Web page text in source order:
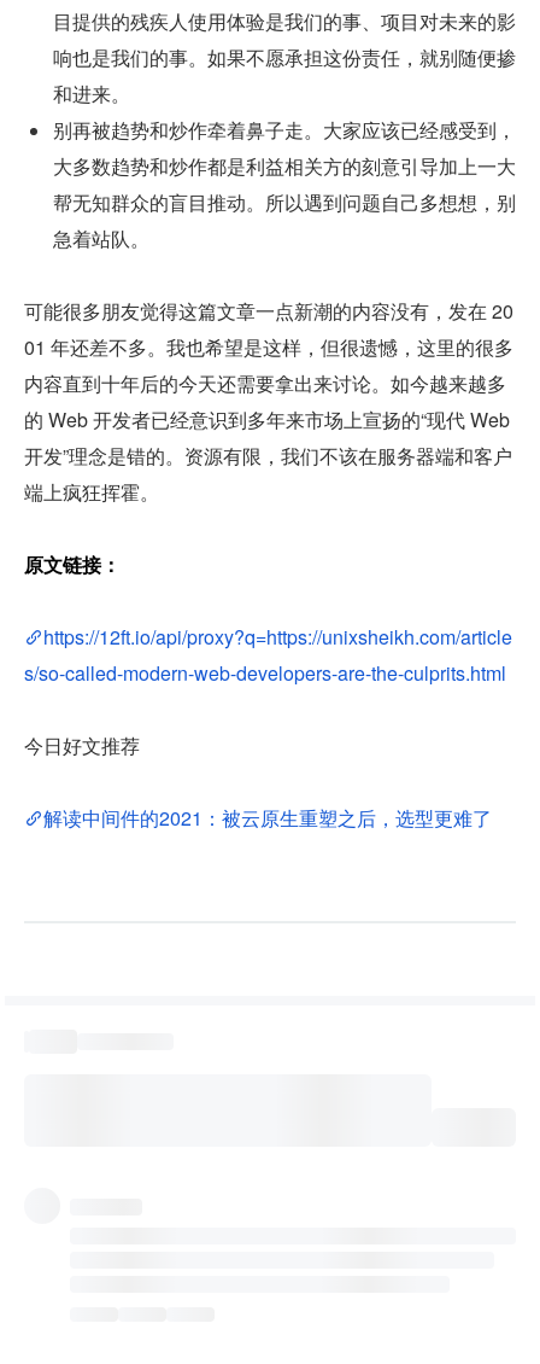
目提供的残疾人使用体验是我们的事、项目对未来的影
响也是我们的事。如果不愿承担这份责任，就别随便掺
和进来。
别再被趋势和炒作牵着鼻子走。大家应该已经感受到，
大多数趋势和炒作都是利益相关方的刻意引导加上一大
帮无知群众的盲目推动。所以遇到问题自己多想想，别
急着站队。
可能很多朋友觉得这篇文章一点新潮的内容没有，发在 20
01 年还差不多。我也希望是这样，但很遗憾，这里的很多
内容直到十年后的今天还需要拿出来讨论。如今越来越多
的 Web 开发者已经意识到多年来市场上宣扬的“现代 Web
开发”理念是错的。资源有限，我们不该在服务器端和客户
端上疯狂挥霍。
原文链接：
https://12ft.io/api/proxy?q=https://unixsheikh.com/article
s/so-called-modern-web-developers-are-the-culprits.html
今日好文推荐
解读中间件的2021：被云原生重塑之后，选型更难了